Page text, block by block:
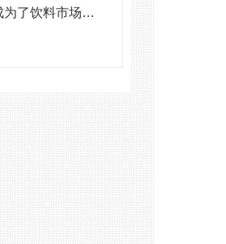
罐头灌装封口机成为了饮料市场的主角